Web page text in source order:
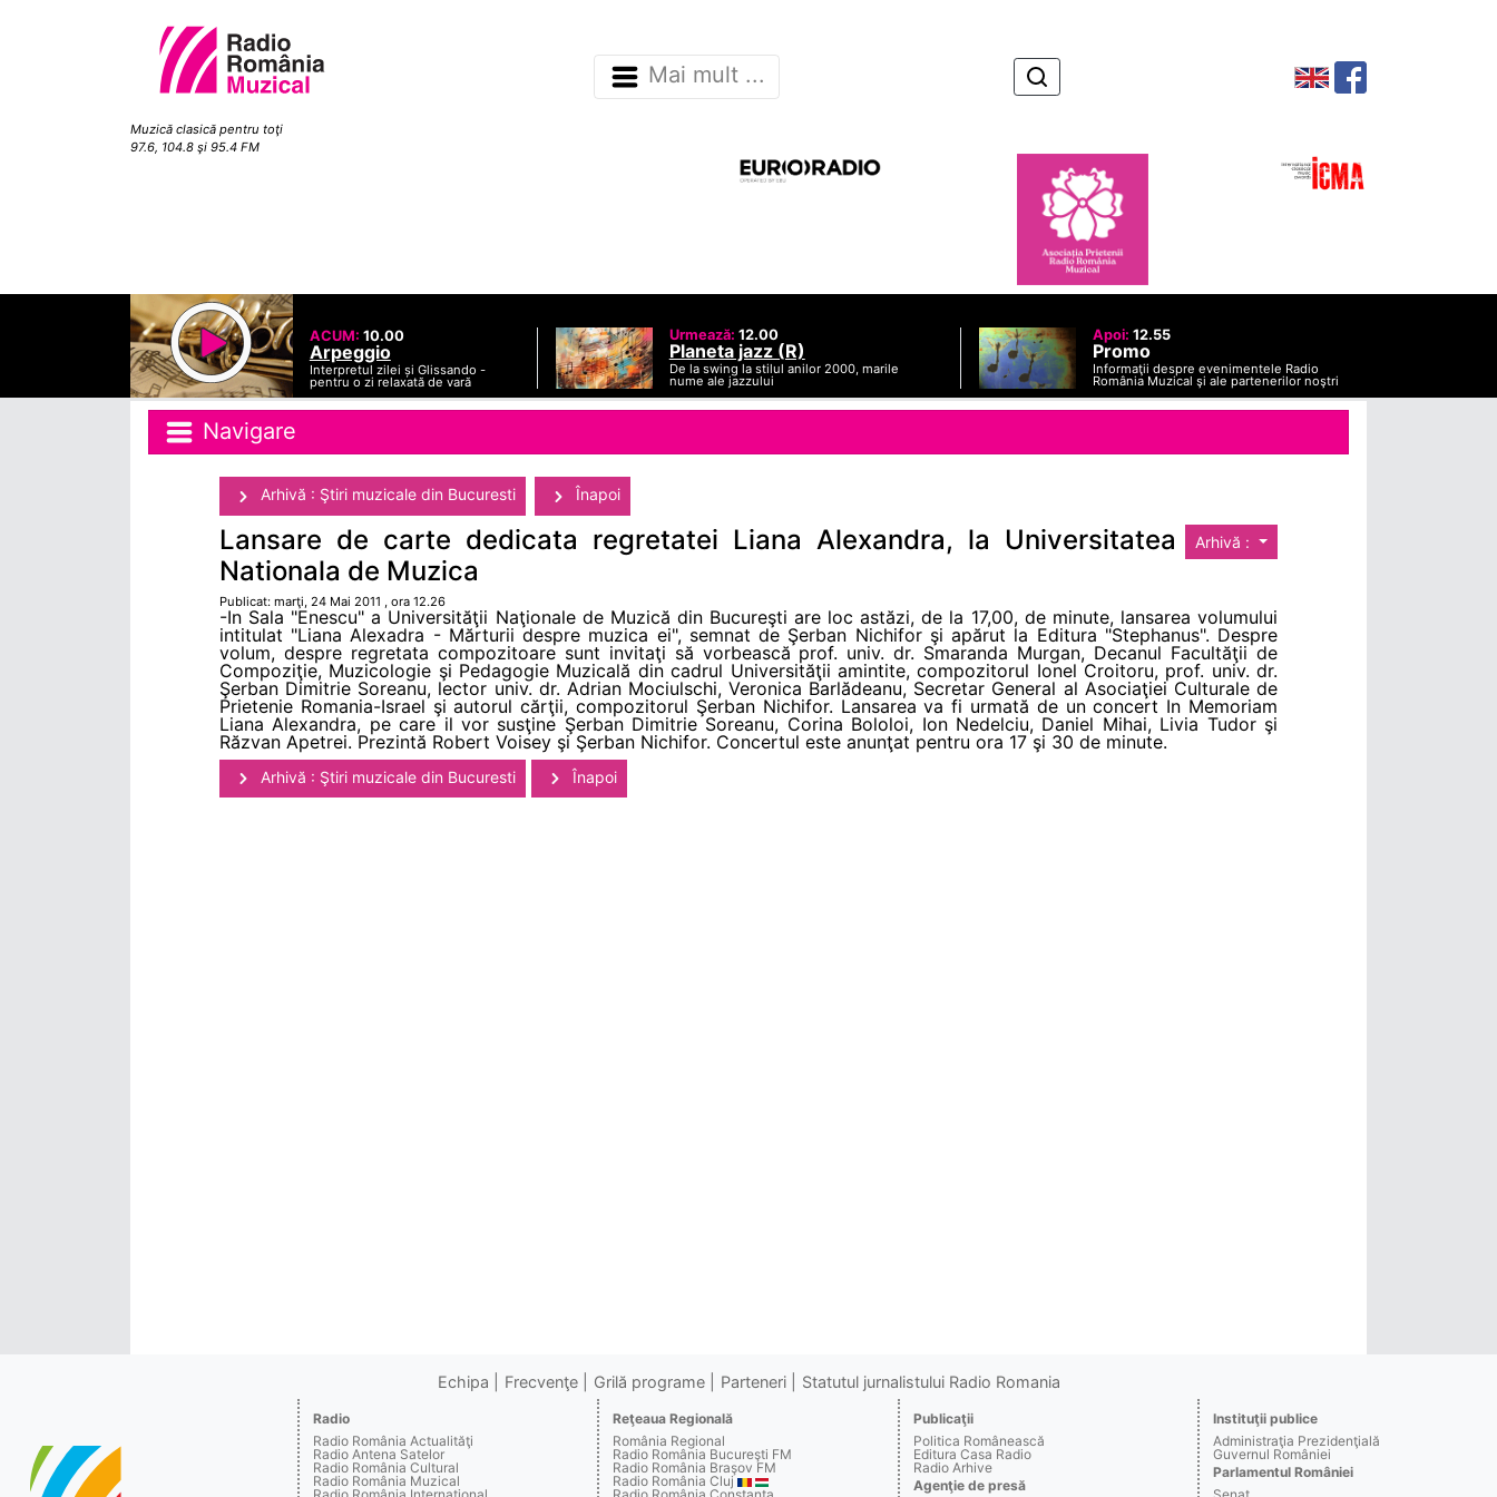
Muzică clasică pentru toţi
97.6, 104.8 şi 95.4 FM
Mai mult ...
ACUM: 10.00
Arpeggio
Interpretul zilei și Glissando -
pentru o zi relaxată de vară
Urmează: 12.00
Planeta jazz (R)
De la swing la stilul anilor 2000, marile
nume ale jazzului
Apoi: 12.55
Promo
Informaţii despre evenimentele Radio
România Muzical şi ale partenerilor noştri
Navigare
Arhivă : Ştiri muzicale din Bucuresti Înapoi
Arhivă :
Lansare de carte dedicata regretatei Liana Alexandra, la Universitatea
Nationala de Muzica
Publicat: marţi, 24 Mai 2011 , ora 12.26
-In Sala "Enescu" a Universităţii Naţionale de Muzică din Bucureşti are loc astăzi, de la 17,00, de minute, lansarea volumului
intitulat "Liana Alexadra - Mărturii despre muzica ei", semnat de Şerban Nichifor şi apărut la Editura "Stephanus". Despre
volum, despre regretata compozitoare sunt invitaţi să vorbească prof. univ. dr. Smaranda Murgan, Decanul Facultăţii de
Compoziţie, Muzicologie şi Pedagogie Muzicală din cadrul Universităţii amintite, compozitorul Ionel Croitoru, prof. univ. dr.
Şerban Dimitrie Soreanu, lector univ. dr. Adrian Mociulschi, Veronica Barlădeanu, Secretar General al Asociaţiei Culturale de
Prietenie Romania-Israel şi autorul cărţii, compozitorul Şerban Nichifor. Lansarea va fi urmată de un concert In Memoriam
Liana Alexandra, pe care il vor susţine Şerban Dimitrie Soreanu, Corina Bololoi, Ion Nedelciu, Daniel Mihai, Livia Tudor şi
Răzvan Apetrei. Prezintă Robert Voisey şi Şerban Nichifor. Concertul este anunţat pentru ora 17 şi 30 de minute.
Arhivă : Ştiri muzicale din Bucuresti Înapoi
Echipa Frecvenţe Grilă programe Parteneri Statutul jurnalistului Radio Romania
Radio
Radio România Actualităţi
Radio Antena Satelor
Radio România Cultural
Radio România Muzical
Reţeaua Regională
România Regional
Radio România Bucureşti FM
Radio România Braşov FM
Radio România Cluj
Publicaţii
Politica Românească
Editura Casa Radio
Radio Arhive
Agenţie de presă
Instituţii publice
Administraţia Prezidenţială
Guvernul României
Parlamentul României